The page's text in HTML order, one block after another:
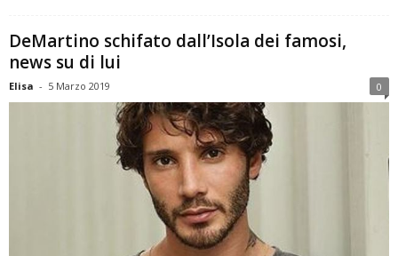
DeMartino schifato dall’Isola dei famosi,
news su di lui
Elisa - 5 Marzo 2019 0